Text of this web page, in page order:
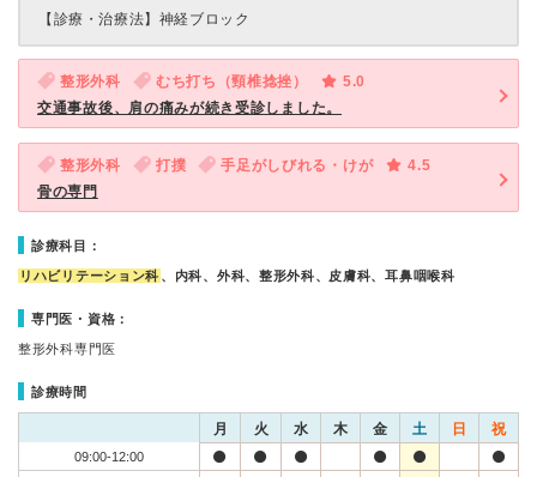
【診療・治療法】 神経ブロック
整形外科 むち打ち（頸椎捻挫）
5.0
交通事故後、肩の痛みが続き受診しました。
整形外科 打撲 手足がしびれる・けが
4.5
骨の専門
診療科目：
リハビリテーション科 、内科、外科、整形外科、皮膚科、耳鼻咽喉科
専門医・資格：
整形外科専門医
診療時間
月 火 水 木 金 土 日 祝
09:00-12:00